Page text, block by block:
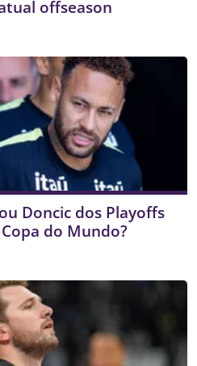
offseason
Doncic dos Playoffs
do Mundo?